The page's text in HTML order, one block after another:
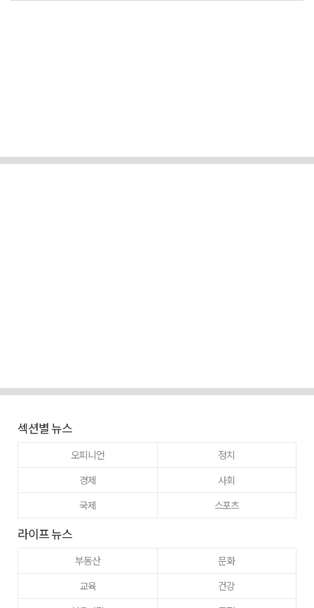
섹션별 뉴스
오피니언
정치
경제
사회
국제
스포츠
라이프 뉴스
부동산
문화
교육
건강